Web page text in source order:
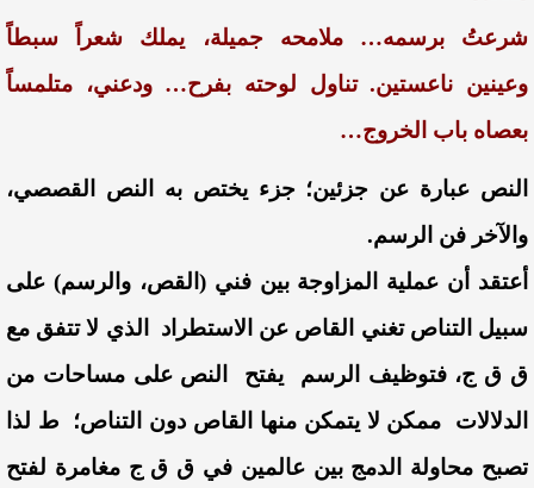
شرعتُ برسمه… ملامحه جميلة، يملك شعراً سبطاً
وعينين ناعستين.تناول لوحته بفرح… ودعني، متلمساً
بعصاه باب الخروج…
النص عبارة عن جزئين؛ جزء يختص به النص القصصي،
والآخر فن الرسم.
أعتقد أن عملية المزاوجة بين فني (القص، والرسم) على
سبيل التناص تغني القاص عن الاستطراد الذي لا تتفق مع
ق ق ج، فتوظيف الرسم يفتح النص على مساحات من
الدلالات ممكن لا يتمكن منها القاص دون التناص؛ ط لذا
تصبح محاولة الدمج بين عالمين في ق ق ج مغامرة لفتح